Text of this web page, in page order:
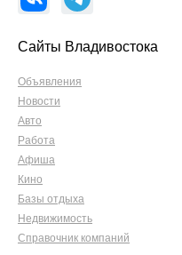
Сайты Владивостока
Объявления
Новости
Авто
Работа
Афиша
Кино
Базы отдыха
Недвижимость
Справочник компаний